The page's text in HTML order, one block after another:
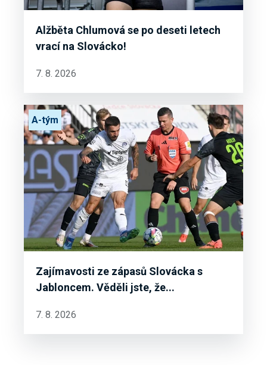
Alžběta Chlumová se po deseti letech
vrací na Slovácko!
7. 8. 2026
Zajímavosti ze zápasů Slovácka s
Jabloncem. Věděli jste, že...
A-tým
7. 8. 2026